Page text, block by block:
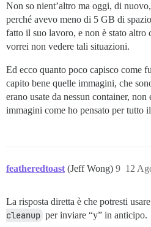
Non so nient’altro ma oggi, di
perché avevo meno di 5 GB di
fatto il suo lavoro, e non è stato altro
vorrei non vedere tali situazioni.
Ed ecco quanto poco capisco come
capito bene quelle immagini, che
erano usate da nessun container,
immagini come ho pensato per tutto
featheredtoast (Jeff Wong) 12
9
La risposta diretta è che potresti usare
cleanup per inviare “y” in anticipo.